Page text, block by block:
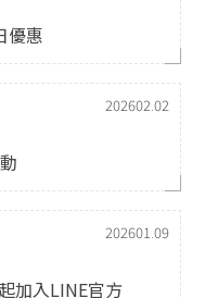
優惠
202602.02
202601.09
加入LINE官方